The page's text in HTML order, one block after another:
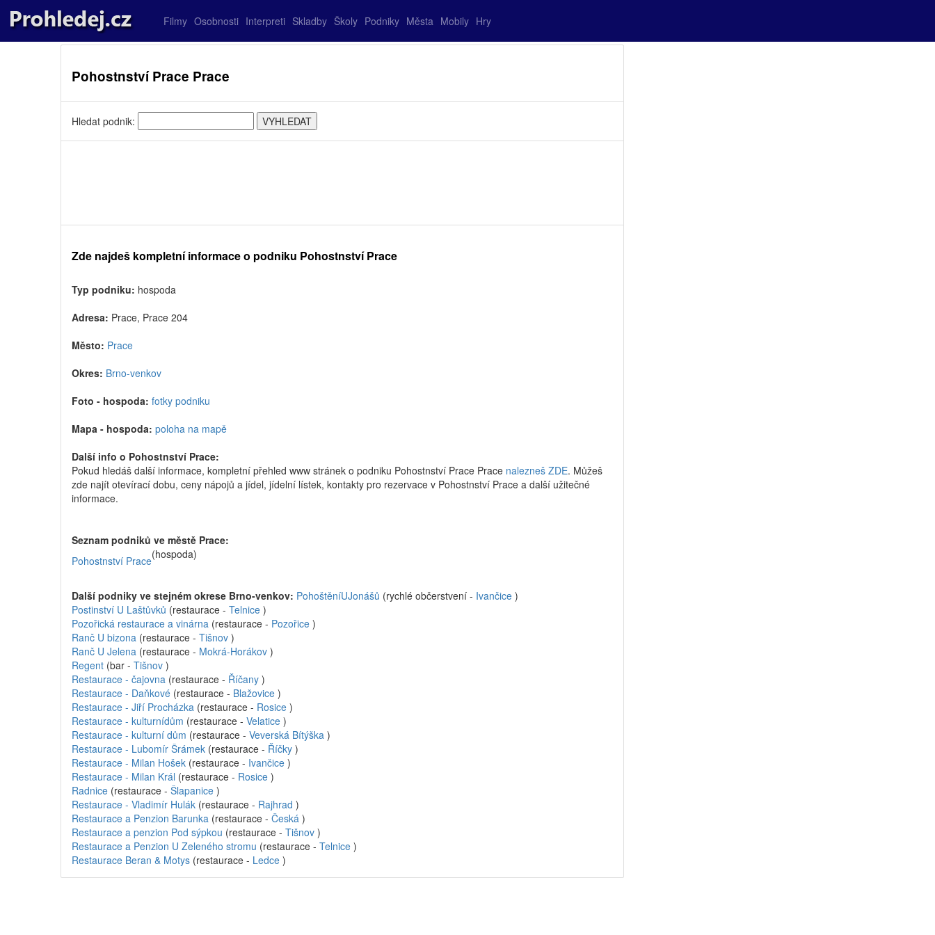
Filmy Osobnosti Interpreti Skladby Školy Podniky Města Mobily Hry
Pohostnství Prace Prace
Hledat podnik:
Zde najdeš kompletní informace o podniku Pohostnství Prace
Typ podniku: hospoda
Adresa: Prace, Prace 204
Město: Prace
Okres: Brno-venkov
Foto - hospoda: fotky podniku
Mapa - hospoda: poloha na mapě
Další info o Pohostnství Prace:
Pokud hledáš další informace, kompletní přehled www stránek o podniku Pohostnství Prace Prace nalezneš ZDE. Můžeš
zde najít otevírací dobu, ceny nápojů a jídel, jídelní lístek, kontakty pro rezervace v Pohostnství Prace a další užitečné
informace.
Seznam podniků ve městě Prace:
Pohostnství Prace(hospoda)
Další podniky ve stejném okrese Brno-venkov: PohoštěníUJonášů (rychlé občerstvení - Ivančice )
Postinství U Laštůvků (restaurace - Telnice )
Pozořická restaurace a vinárna (restaurace - Pozořice )
Ranč U bizona (restaurace - Tišnov )
Ranč U Jelena (restaurace - Mokrá-Horákov )
Regent (bar - Tišnov )
Restaurace - čajovna (restaurace - Říčany )
Restaurace - Daňkové (restaurace - Blažovice )
Restaurace - Jiří Procházka (restaurace - Rosice )
Restaurace - kulturnídům (restaurace - Velatice )
Restaurace - kulturní dům (restaurace - Veverská Bítýška )
Restaurace - Lubomír Šrámek (restaurace - Říčky )
Restaurace - Milan Hošek (restaurace - Ivančice )
Restaurace - Milan Král (restaurace - Rosice )
Radnice (restaurace - Šlapanice )
Restaurace - Vladimír Hulák (restaurace - Rajhrad )
Restaurace a Penzion Barunka (restaurace - Česká )
Restaurace a penzion Pod sýpkou (restaurace - Tišnov )
Restaurace a Penzion U Zeleného stromu (restaurace - Telnice )
Restaurace Beran & Motys (restaurace - Ledce )